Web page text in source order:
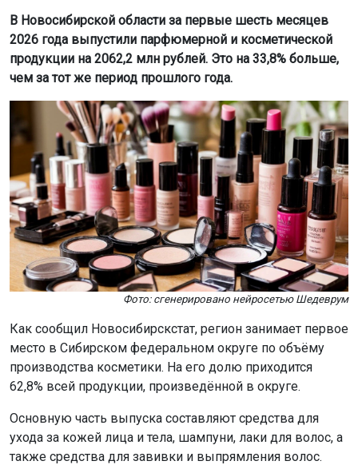
В Новосибирской области за первые шесть месяцев
2026 года выпустили парфюмерной и косметической
продукции на 2062,2 млн рублей. Это на 33,8% больше,
чем за тот же период прошлого года.
Фото: сгенерировано нейросетью Шедеврум
Как сообщил Новосибирскстат, регион занимает первое
место в Сибирском федеральном округе по объёму
производства косметики. На его долю приходится
62,8% всей продукции, произведённой в округе.
Основную часть выпуска составляют средства для
ухода за кожей лица и тела, шампуни, лаки для волос, а
также средства для завивки и выпрямления волос.